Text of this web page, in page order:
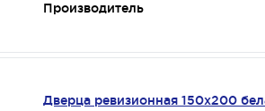
Производитель
Дверца ревизионная 150х200